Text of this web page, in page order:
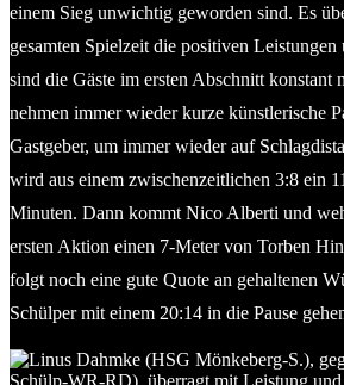
einem Sieg unwichtig geworden sind. Es
gesamten Spielzeit die positiven
sind die Gäste im ersten Abschnitt konstant
nehmen immer wieder kurze künstlerische
Gastgeber, um immer wieder auf
wird aus einem zwischenzeitlichen 3:8 ein
Minuten. Dann kommt Nico Alberti und
ersten Aktion einen 7-Meter von Torben
folgt noch eine gute Quote an gehaltenen
Schülper mit einem 20:14 in die Pause